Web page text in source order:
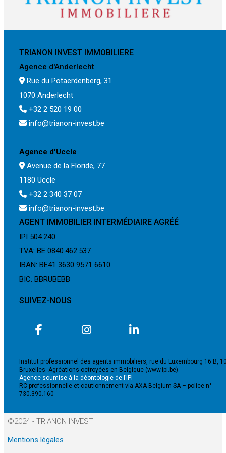
TRIANON INVEST IMMOBILIERE
Agence d'Anderlecht
Rue du Potaerdenberg, 31
1070 Anderlecht
+32 2 520 19 00
info@trianon-invest.be
Agence d'Uccle
Avenue de la Floride, 77
1180 Uccle
+32 2 340 37 07
info@trianon-invest.be
AGENT IMMOBILIER INTERMÉDIAIRE AGRÉÉ
IPI 504.240
TVA: BE 0840.462.537
IBAN: BE41 3630 9571 6610
BIC: BBRUBEBB
SUIVEZ-NOUS
Institut professionnel des agents immobiliers, rue du Luxembourg 16 B,
Bruxelles. Agréations octroyées en Belgique (www.ipi.be)
Agence soumise à la déontologie de l’IPI
RC professionnelle et cautionnement via AXA Belgium SA – police n°
730.390.160
©2024 - TRIANON INVEST
Mentions légales